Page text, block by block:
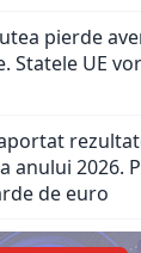
pierde
Statele UE
anului 2026.
de euro